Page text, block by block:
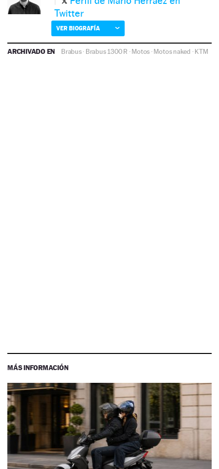
Twitter
VER BIOGRAFÍA
ARCHIVADO EN Brabus· Brabus 1300 R ·Motos ·Motos naked ·KTM
MÁS INFORMACIÓN